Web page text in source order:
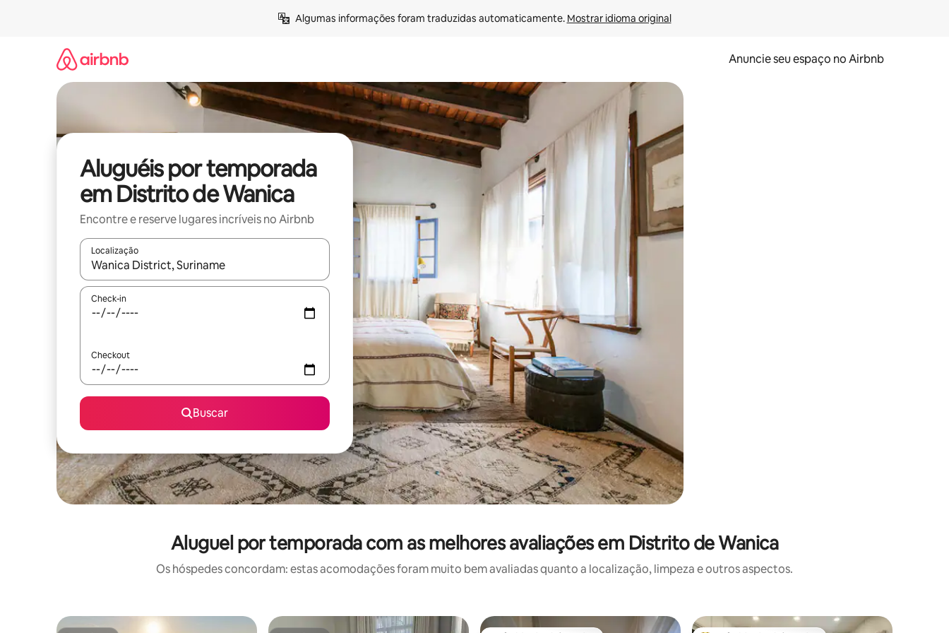
Algumas informações foram traduzidas automaticamente. Mostrar idioma original
Anuncie seu espaço no Airbnb
Aluguéis por temporada
em Distrito de Wanica
Encontre e reserve lugares incríveis no Airbnb
Localização
Quando os resultados estiverem disponíveis, explore-os usando as seta para cima e para baixo do teclado ou tocando e deslizando o dedo na tela.
Check-in
Checkout
Buscar
Aluguel por temporada com as melhores avaliações em Distrito de Wanica
Os hóspedes concordam: estas acomodações foram muito bem avaliadas quanto a localização, limpeza e outros aspectos.